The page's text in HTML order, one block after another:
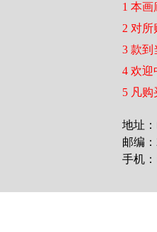
1 本画
2 对所
3 款到
4 欢迎
5 凡购
地址
邮编
手机